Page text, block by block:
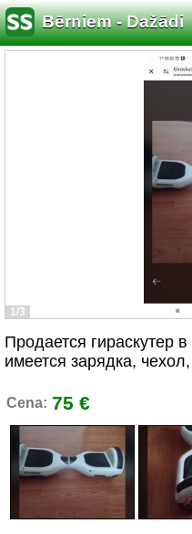
Bērniem - Dažādi
1/3
Продается гираскутер
имеется зарядка, чехол,
Cena: 75 €